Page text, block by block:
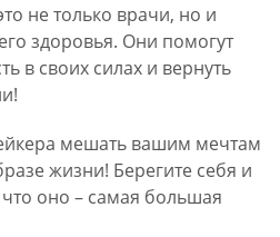
не только врачи, но и
здоровья. Они помогут
в своих силах и вернуть
мешать вашим мечтам
жизни! Берегите себя и
оно – самая большая